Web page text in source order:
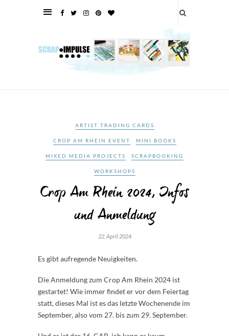
ARTIST TRADING CARDS
CROP AM RHEIN EVENT MINI BOOKS
MIXED MEDIA PROJECTS SCRAPBOOKING
WORKSHOPS
Crop Am Rhein 2024, Infos
und Anmeldung
22. April 2024
Es gibt aufregende Neuigkeiten.
Die Anmeldung zum Crop Am Rhein 2024 ist
gestartet! Wie immer findet er vor dem Feiertag
statt, dieses Mal ist es das letzte Wochenende im
September, also vom 27. bis zum 29. September.